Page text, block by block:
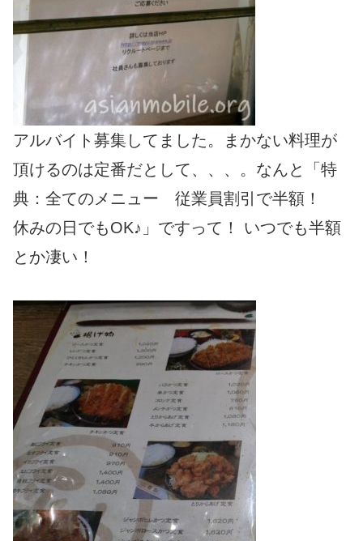
アルバイト募集してました。まかない料理が
頂けるのは定番だとして、、、。なんと「特
典：全てのメニュー 従業員割引で半額！
休みの日でもOK♪」ですって！ いつでも半額
とか凄い！